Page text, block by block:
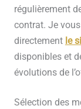
régulièrement
contrat. Je
directement le
disponibles et
évolutions de
Sélection des